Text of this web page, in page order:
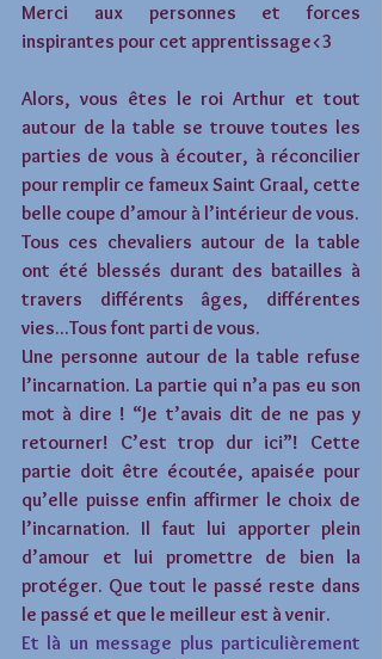
Merci aux personnes et forces
inspirantes pour cet apprentissage<3
Alors, vous êtes le roi Arthur et tout
autour de la table se trouve toutes les
parties de vous à écouter, à réconcilier
pour remplir ce fameux Saint Graal, cette
Tous ces chevaliers autour de la table
ont été blessés durant des batailles à
travers différents âges, différentes
vies...Tous font parti de vous.
Une personne autour de la table refuse
l’incarnation. La partie qui n’a pas eu son
mot à dire ! “Je t’avais dit de ne pas y
retourner! C’est trop dur ici”! Cette
partie doit être écoutée, apaisée pour
qu’elle puisse enfin affirmer le choix de
l’incarnation. Il faut lui apporter plein
d’amour et lui promettre de bien la
protéger. Que tout le passé reste dans
le passé et que le meilleur est à venir.
Et là un message plus particulièrement